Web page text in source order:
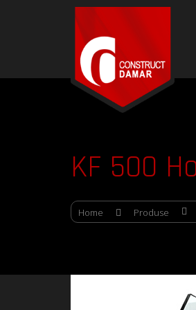
KF 500
Home Produse